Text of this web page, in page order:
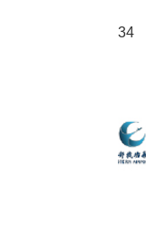
34